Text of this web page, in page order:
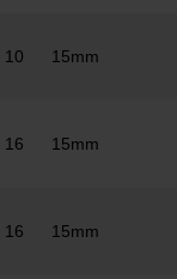
10 15mm
16 15mm
16 15mm